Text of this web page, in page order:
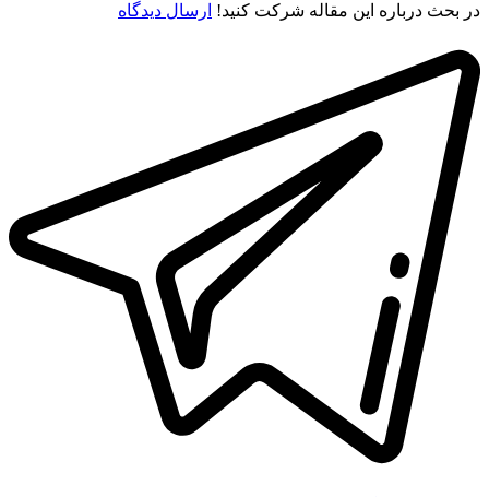
در بحث درباره این مقاله شرکت کنید! ارسال دیدگاه